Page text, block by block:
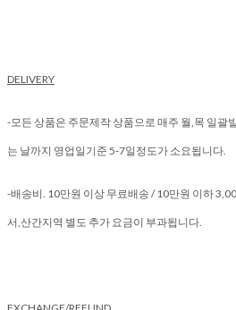
DELIVERY
-모든 상품은 주문제작 상품으로 매주 월,목 일괄
는 날까지 영업일기준 5-7일정도가 소요됩니다.
-배송비. 10만원 이상 무료배송 / 10만원 이하
서,산간지역 별도 추가 요금이 부과됩니다.